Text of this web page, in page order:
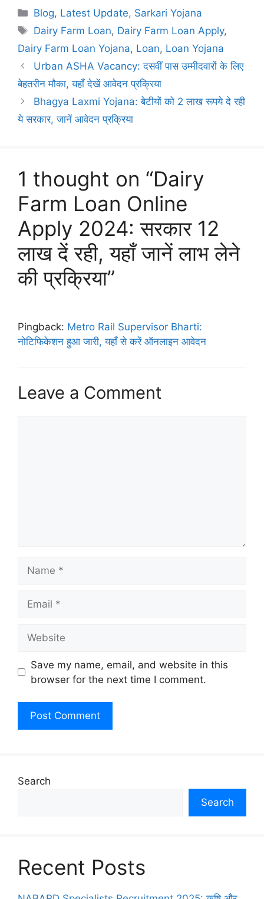
Categories
Blog, Latest Update, Sarkari Yojana
Tags
Dairy Farm Loan, Dairy Farm Loan Apply,
Dairy Farm Loan Yojana, Loan, Loan Yojana
Urban ASHA Vacancy: दसवीं पास उम्मीदवारों के लिए
बेहतरीन मौका, यहाँ देखें आवेदन प्रक्रिया
Bhagya Laxmi Yojana: बेटीयों को 2 लाख रूपये दे रही
ये सरकार, जानें आवेदन प्रक्रिया
1 thought on “Dairy
Farm Loan Online
Apply 2024: सरकार 12
लाख दें रही, यहाँ जानें लाभ लेने
की प्रक्रिया”
Pingback: Metro Rail Supervisor Bharti:
नोटिफिकेशन हुआ जारी, यहाँ से करें ऑनलाइन आवेदन
Leave a Comment
Save my name, email, and website in this
browser for the next time I comment.
Search
Search
Recent Posts